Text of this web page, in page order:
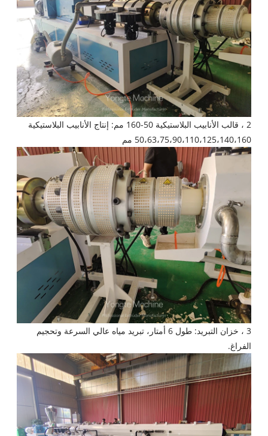
2 ، قالب الأنابيب البلاستيكية 50-160 مم: إنتاج الأنابيب البلاستيكية
50،63،75،90،110،125،140،160 مم
3 ، خزان التبريد: طول 6 أمتار، تبريد مياه عالي السرعة وتحجيم
الفراغ.